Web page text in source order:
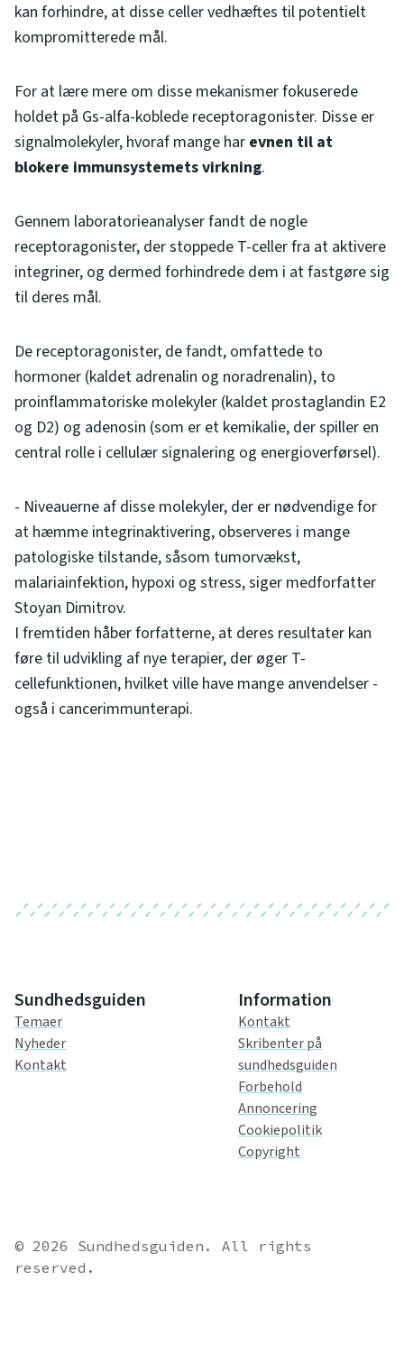
kan forhindre, at disse celler vedhæftes til potentielt
kompromitterede mål.
For at lære mere om disse mekanismer fokuserede
holdet på Gs-alfa-koblede receptoragonister. Disse er
signalmolekyler, hvoraf mange har evnen til at
blokere immunsystemets virkning.
Gennem laboratorieanalyser fandt de nogle
receptoragonister, der stoppede T-celler fra at aktivere
integriner, og dermed forhindrede dem i at fastgøre sig
til deres mål.
De receptoragonister, de fandt, omfattede to
hormoner (kaldet adrenalin og noradrenalin), to
proinflammatoriske molekyler (kaldet prostaglandin E2
og D2) og adenosin (som er et kemikalie, der spiller en
central rolle i cellulær signalering og energioverførsel).
- Niveauerne af disse molekyler, der er nødvendige for
at hæmme integrinaktivering, observeres i mange
patologiske tilstande, såsom tumorvækst,
malariainfektion, hypoxi og stress, siger medforfatter
Stoyan Dimitrov.
I fremtiden håber forfatterne, at deres resultater kan
føre til udvikling af nye terapier, der øger T-
cellefunktionen, hvilket ville have mange anvendelser -
også i cancerimmunterapi.
Sundhedsguiden
Temaer
Nyheder
Kontakt
Information
Kontakt
Skribenter på
sundhedsguiden
Forbehold
Annoncering
Cookiepolitik
Copyright
© 2026 Sundhedsguiden. All rights
reserved.